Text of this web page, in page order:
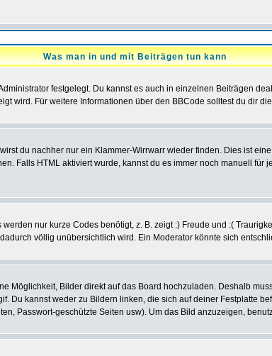
Was man in und mit Beiträgen tun kann
festgelegt. Du kannst es auch in einzelnen Beiträgen
wird. Für weitere Informationen über den BBCode solltest du dir
du nachher nur ein Klammer-Wirrwarr wieder finden. Dies ist eine
Falls HTML aktiviert wurde, kannst du es immer noch manuell
nur kurze Codes benötigt, z. B. zeigt :) Freude und :(
völlig unübersichtlich wird. Ein Moderator könnte sich
Möglichkeit, Bilder direkt auf das Board hochzuladen. Deshalb
Du kannst weder zu Bildern linken, die sich auf deiner Festplatte
Passwort-geschützte Seiten usw). Um das Bild anzuzeigen,